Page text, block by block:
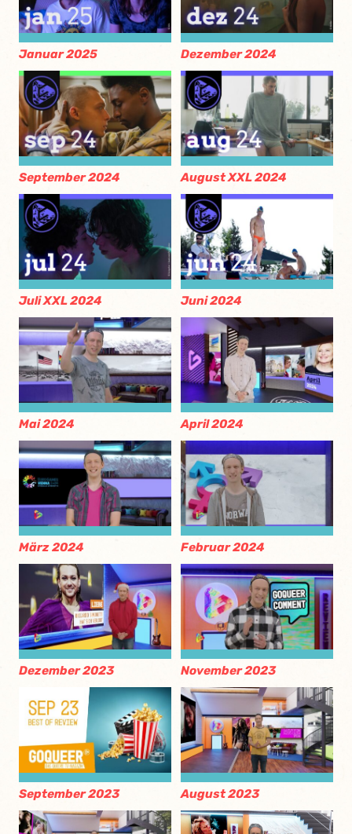
Januar 2025 Dezember 2024
September 2024 August XXL 2024
Juli XXL 2024 Juni 2024
Mai 2024 April 2024
März 2024 Februar 2024
Dezember 2023 November 2023
September 2023 August 2023